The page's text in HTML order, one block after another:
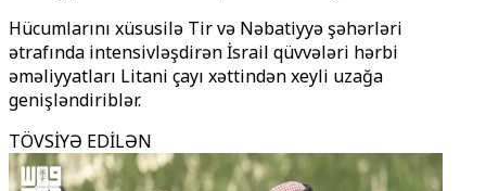
Hücumlarını xüsusilə Tir və Nəbatiyyə şəhərləri
ətrafında intensivləşdirən İsrail qüvvələri hərbi
əməliyyatları Litani çayı xəttindən xeyli uzağa
genişləndiriblər.
TÖVSİYƏ EDİLƏN